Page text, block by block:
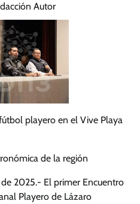
Autor
playero en el Vive Playa
de la región
2025.- El primer Encuentro
Playero de Lázaro